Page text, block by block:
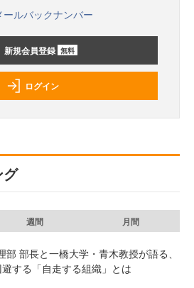
ールバックナンバー
新規会員登録 無料
ログイン
週間 月間
部 部長と一橋大学・青木教授が語る、
する「自走する組織」とは